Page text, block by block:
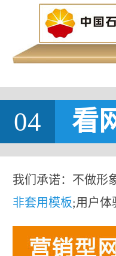
04 看
我们承诺：不做形
非套用模板;用户体